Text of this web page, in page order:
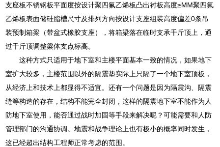
支座板不锈钢板平面度按设计聚四氟乙烯板凸出衬板高度≥MM聚四氟
乙烯板表面储硅脂槽尺寸及排列方向按设计支座组装高度偏差0条吊
装预制箱梁（带盆式橡胶支座），将箱梁落在临时支承千斤顶上，通
过千斤顶调整梁体支点标高。
这种方式只适用于地下室和主楼平面基本一致的情况，如果地下
室扩大较多，主楼范围以外的隔震垫实际上只隔了一个地下室顶板，
从经济上和技术上都显得不适宜。还有一个问题是因为隔震沟、隔震
缝等构造的存在，结构不能完全封闭，这样的隔震地下室不能作为人
防地下室使用，能否通过战时加固等手段来解决呢？可能需要和人防
管理部门的沟通协调。地震和战争理论上也有极小的概率同时发生，
这已经超出结构工程师正常考虑的范围。